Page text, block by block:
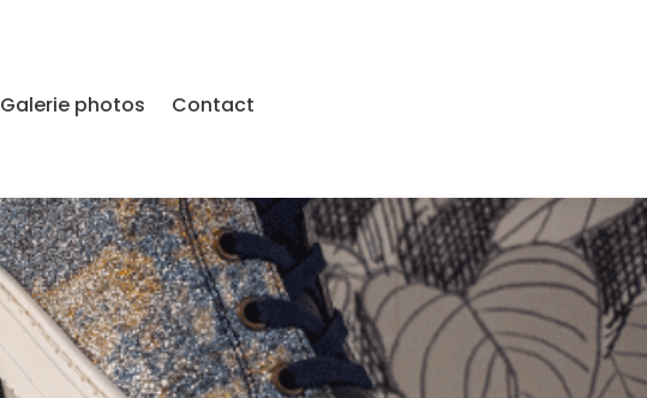
Galerie photos Contact